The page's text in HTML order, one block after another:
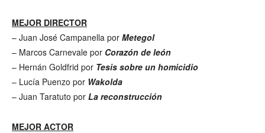
MEJOR DIRECTOR
– Juan José Campanella por Metegol
– Marcos Carnevale por Corazón de león
– Hernán Goldfrid por Tesis sobre un homicidio
– Lucía Puenzo por Wakolda
– Juan Taratuto por La reconstrucción
MEJOR ACTOR